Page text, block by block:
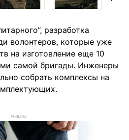
разработка
волонтеров, которые уже
на изготовление еще 10
самой бригады. Инженеры
собрать комплексы на
РЕКЛАМА